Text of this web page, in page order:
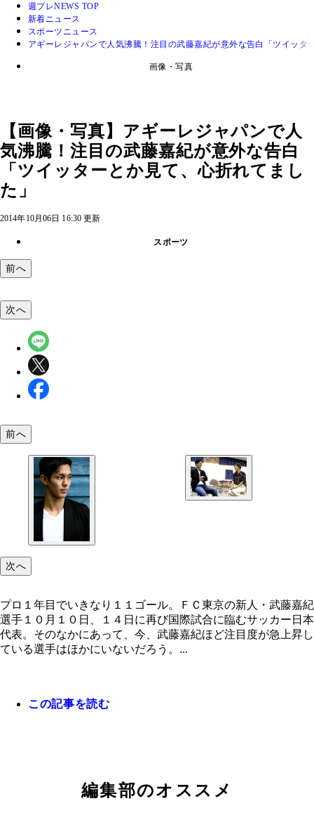
週プレNEWS TOP
新着ニュース
スポーツニュース
アギーレジャパンで人気沸騰！注目の武藤嘉紀が意外な告白「ツイッタ
画像・写真
【画像・写真】アギーレジャパンで人
気沸騰！注目の武藤嘉紀が意外な告白
「ツイッターとか見て、心折れてまし
た」
2014年10月06日 16:30 更新
スポーツ
前へ
次へ
前へ
次へ
プロ１年目でいきなり１１ゴール。ＦＣ東京の新人・武藤嘉紀
選手１０月１０日、１４日に再び国際試合に臨むサッカー日本
代表。そのなかにあって、今、武藤嘉紀ほど注目度が急上昇し
ている選手はほかにいないだろう。...
この記事を読む
編集部のオススメ